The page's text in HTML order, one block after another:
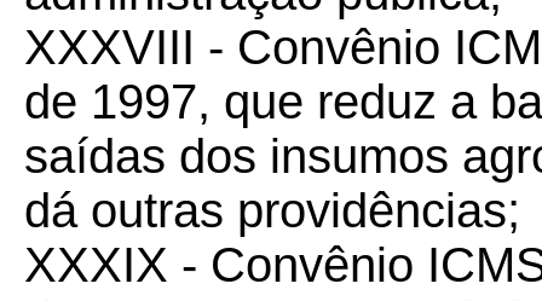
XXXVIII - Convênio
de 1997, que reduz a
saídas dos insumos
dá outras providências;
XXXIX - Convênio